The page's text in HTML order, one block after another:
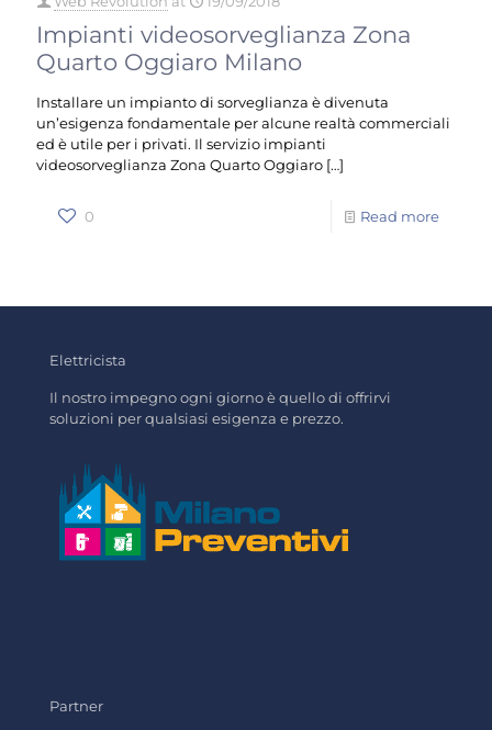
Impianti videosorveglianza Zona
Quarto Oggiaro Milano
Installare un impianto di sorveglianza è divenuta
un’esigenza fondamentale per alcune realtà commerciali
ed è utile per i privati. Il servizio impianti
videosorveglianza Zona Quarto Oggiaro […]
0 Read more
Elettricista
Il nostro impegno ogni giorno è quello di offrirvi
soluzioni per qualsiasi esigenza e prezzo.
Partner